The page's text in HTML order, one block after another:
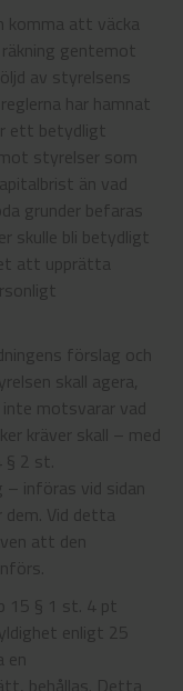
komma att väcka
gentemot
av styrelsens
har hamnat
ett betydligt
styrelser som
än vad
grunder befaras
skulle bli betydligt
att upprätta
förslag och
skall agera,
motsvarar vad
kräver skall – med
§ 2 st.
– införas vid sidan
Vid detta
att den
15 § 1 st. 4 pt
enligt 25
en
behållas. Detta